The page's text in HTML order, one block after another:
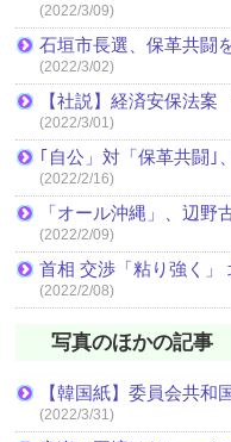
(2022/3/09)
石垣市長選、保革共闘
(2022/3/02)
【社説】経済安保法
(2022/3/01)
｢自公」対「保革共闘｣
(2022/2/16)
「オール沖縄」、辺野
(2022/2/09)
首相 交渉「粘り強く」
(2022/2/08)
写真のほかの記事
【韓国紙】委員会共和
(2022/3/31)